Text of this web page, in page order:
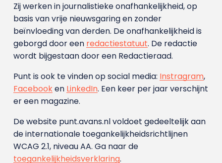
Zij werken in journalistieke onafhankelijkheid, op
basis van vrije nieuwsgaring en zonder
beïnvloeding van derden. De onafhankelijkheid is
geborgd door een redactiestatuut. De redactie
wordt bijgestaan door een Redactieraad.
Punt is ook te vinden op social media: Instragram,
Facebooken LinkedIn. Een keer per jaar verschijnt
er een magazine.
De website punt.avans.nl voldoet gedeeltelijk aan
de internationale toegankelijkheidsrichtlijnen
WCAG 2.1, niveau AA. Ga naar de
toegankelijkheidsverklaring.